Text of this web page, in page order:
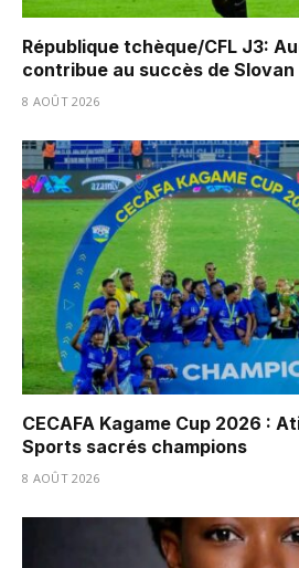
République tchèque/CFL J3:
contribue au succès de Slovan
8 AOÛT 2026
CECAFA Kagame Cup 2026 :
Sports sacrés champions
8 AOÛT 2026